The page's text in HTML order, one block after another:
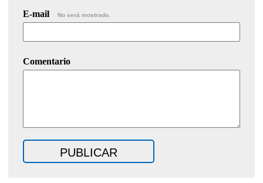
E-mail No será mostrado.
Comentario